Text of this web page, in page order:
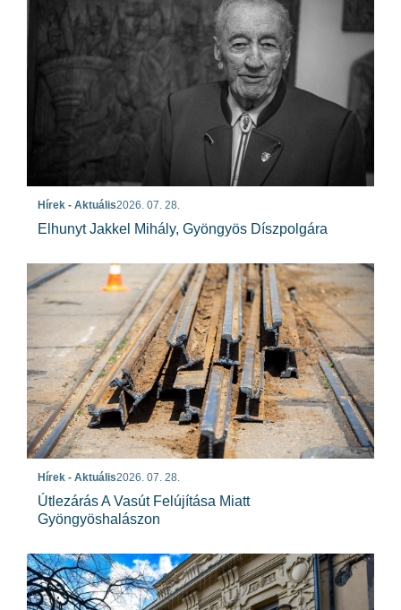
Hírek - Aktuális2026. 07. 28.
Elhunyt Jakkel Mihály, Gyöngyös Díszpolgára
Hírek - Aktuális2026. 07. 28.
Útlezárás A Vasút Felújítása Miatt
Gyöngyöshalászon